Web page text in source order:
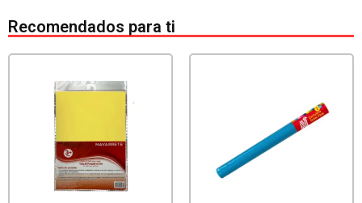
Recomendados para ti